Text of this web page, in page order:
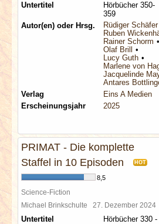
LINKS
Untertitel
Hörbücher 350-
359
Autor(en) oder Hrsg.
Rüdiger Schäfer
Ruben
Rainer Schorm
Olaf Brill
Lucy Guth
Marlene von
Jacquelinde
Antares
Verlag
Eins A Medien
Erscheinungsjahr
2025
PRIMAT - Die komplette
Staffel in 10 Episoden
HOT
8,5
Science-Fiction
Michael Brinkschulte 27. Dezember 2024
Untertitel
Hörbücher 330